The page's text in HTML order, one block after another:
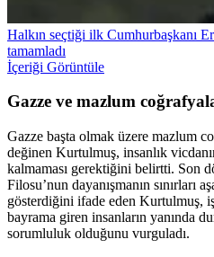
Halkın seçtiği ilk Cumhurbaşkanı
tamamladı
İçeriği Görüntüle
Gazze ve mazlum
Gazze başta olmak üzere mazlum
değinen Kurtulmuş, insanlık
kalmaması gerektiğini belirtti. Son
Filosu’nun dayanışmanın sınırları
gösterdiğini ifade eden Kurtulmuş,
bayrama giren insanların yanında
sorumluluk olduğunu vurguladı.